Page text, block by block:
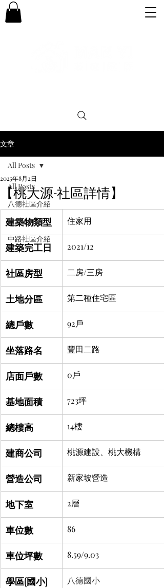
文章
All Posts
八德社區介紹
購屋小知識
中路社區介紹
All Posts
【桃大源-社區詳情】
2025年8月2日
建築物類型 住家用
建築完工日 2021/12
社區房型 二房/三房
土地分區 第二種住宅區
總戶數 92戶
坐落路名 豐田二路
店面戶數 0戶
基地面積 723坪
總樓高 14樓
建商公司 桃源建設、桃大機構
營造公司 新家坡營造
地下室 2層
車位數 86
車位坪數 8.59/9.03
學區(國小) 八德國小